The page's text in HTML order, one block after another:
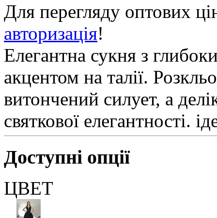
Для перегляду оптових
авторизація!
Елегантна сукня з
акцентом на талії.
витончений силует, а
святкової елегантності.
Доступні опції
ЦВЕТ